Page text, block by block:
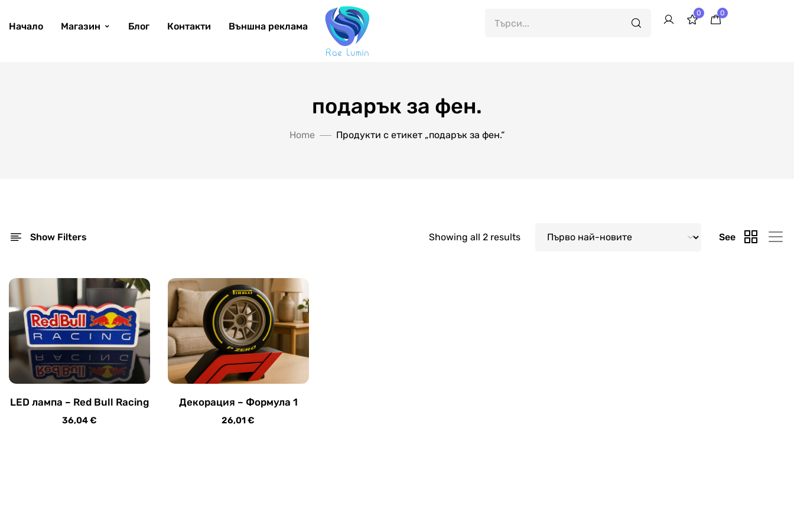
Начало Магазин Блог Контакти Външна реклама
0 0
подарък за фен.
Home Продукти с етикет „подарък за фен.“
Show Filters Showing all 2 results See
LED лампа – Red Bull Racing
36,04€
Декорация – Формула 1
26,01€